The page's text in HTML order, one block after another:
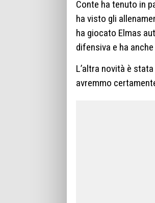
Conte ha tenuto in
ha visto gli
ha giocato Elmas
difensiva e ha
L’altra novità è
avremmo